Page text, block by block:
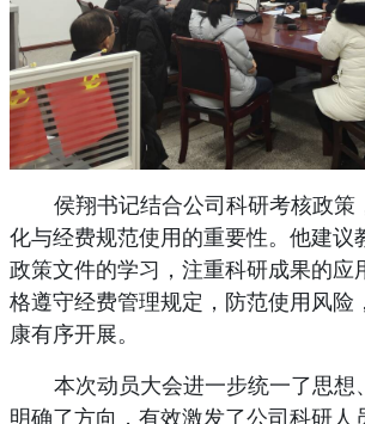
侯翔书记结合公司科研考核政策
化与经费规范使用的重要性。他建议
政策文件的学习，注重科研成果的应
格遵守经费管理规定，防范使用风险
康有序开展。
本次动员大会进一步统一了思想
明确了方向，有效激发了公司科研人